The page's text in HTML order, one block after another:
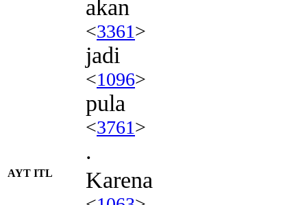
akan
<3361>
jadi
<1096>
pula
<3761>
.
AYT ITL Karena